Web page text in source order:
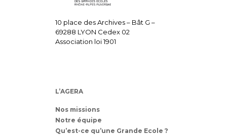
10 place des Archives – Bât G –
69288 LYON Cedex 02
Association loi 1901
L’AGERA
Nos missions
Notre équipe
Qu’est-ce qu’une Grande Ecole ?